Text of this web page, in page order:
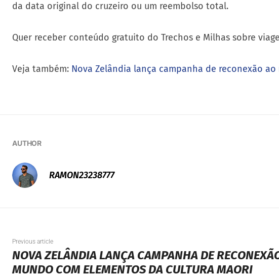
da data original do cruzeiro ou um reembolso total.
Quer receber conteúdo gratuito do Trechos e Milhas sobre
Veja também: Nova Zelândia lança campanha de reconexão
AUTHOR
RAMON23238777
Previous article
NOVA ZELÂNDIA LANÇA CAMPANHA DE
MUNDO COM ELEMENTOS DA CULTURA MAORI